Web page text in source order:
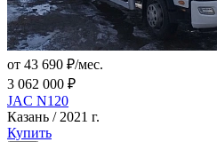
от 43 690 ₽/мес.
3 062 000 ₽
JAC N120
Казань / 2021 г.
Купить